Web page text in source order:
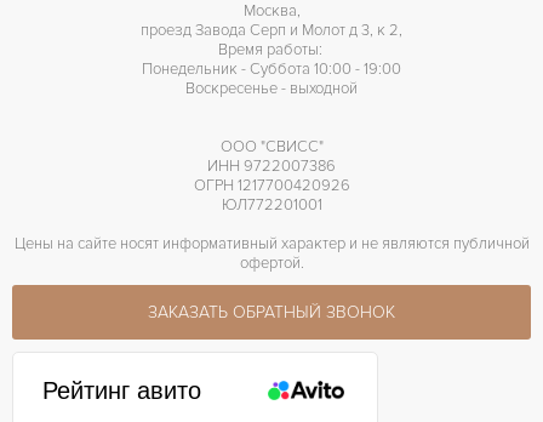
Москва,
проезд Завода Серп и Молот д 3, к 2,
Время работы:
Понедельник - Суббота 10:00 - 19:00
Воскресенье - выходной
ООО "СВИСС"
ИНН 9722007386
ОГРН 1217700420926
ЮЛ772201001
Цены на сайте носят информативный характер и не являются публичной
офертой.
ЗАКАЗАТЬ ОБРАТНЫЙ ЗВОНОК
Рейтинг авито